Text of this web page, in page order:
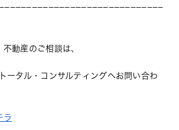
動産のご相談は、
ータル・コンサルティングへお問い合わ
ラ